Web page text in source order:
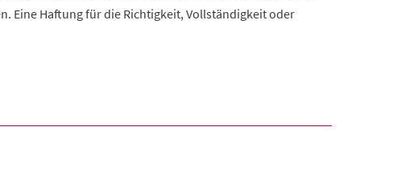
Eine Haftung für die Richtigkeit, Vollständigkeit oder